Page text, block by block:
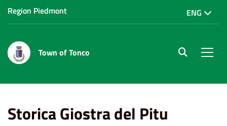
Region Piedmont ENG
Town of Tonco site.searc
Storica Giostra del Pitu